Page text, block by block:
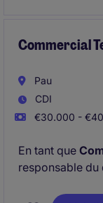
Commercial
Pau
CDI
€30.000 -
En tant que
responsable